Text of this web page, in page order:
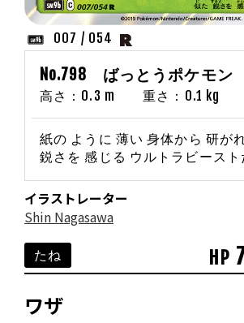
007 / 054
No.798 ばっとうポケモン
高さ：0.3 m 重さ：0.1 kg
紙の ように 薄い 身体から 研が
鋭さを 感じる ウルトラビースト
イラストレーター
Shin Nagasawa
たね HP
ワザ